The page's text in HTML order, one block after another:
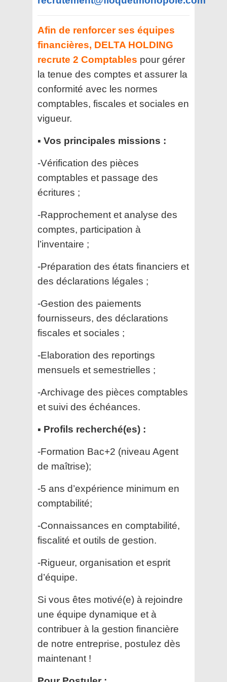
Afin de renforcer ses équipes
financières, DELTA HOLDING
recrute 2 Comptables pour gérer
la tenue des comptes et assurer la
conformité avec les normes
comptables, fiscales et sociales en
vigueur.
▪️ Vos principales missions :
-Vérification des pièces
comptables et passage des
écritures ;
-Rapprochement et analyse des
comptes, participation à
l’inventaire ;
-Préparation des états financiers et
des déclarations légales ;
-Gestion des paiements
fournisseurs, des déclarations
fiscales et sociales ;
-Elaboration des reportings
mensuels et semestrielles ;
-Archivage des pièces comptables
et suivi des échéances.
▪️ Profils recherché(es) :
-Formation Bac+2 (niveau Agent
de maîtrise);
-5 ans d’expérience minimum en
comptabilité;
-Connaissances en comptabilité,
fiscalité et outils de gestion.
-Rigueur, organisation et esprit
d’équipe.
Si vous êtes motivé(e) à rejoindre
une équipe dynamique et à
contribuer à la gestion financière
de notre entreprise, postulez dès
maintenant !